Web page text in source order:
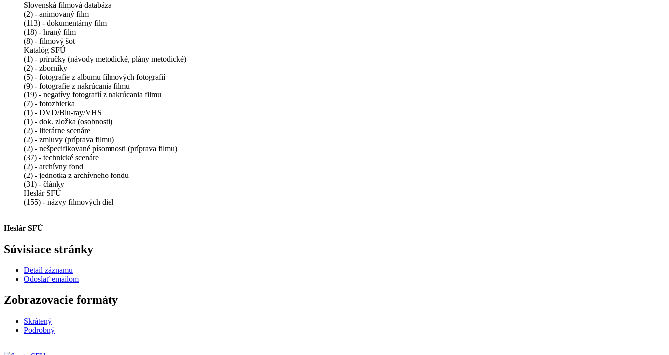
Slovenská filmová databáza
(2) - animovaný film
(113) - dokumentárny film
(18) - hraný film
(8) - filmový šot
Katalóg SFÚ
(1) - príručky (návody metodické, plány metodické)
(2) - zborníky
(5) - fotografie z albumu filmových fotografií
(9) - fotografie z nakrúcania filmu
(19) - negatívy fotografií z nakrúcania filmu
(7) - fotozbierka
(1) - DVD/Blu-ray/VHS
(1) - dok. zložka (osobnosti)
(2) - literárne scenáre
(2) - zmluvy (príprava filmu)
(2) - nešpecifikované písomnosti (príprava filmu)
(37) - technické scenáre
(2) - archívny fond
(2) - jednotka z archívneho fondu
(31) - články
Heslár SFÚ
(155) - názvy filmových diel
Heslár SFÚ
Súvisiace stránky
Detail záznamu
Odoslať emailom
Zobrazovacie formáty
Skrátený
Podrobný